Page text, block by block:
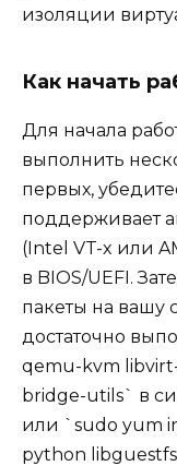
изоляции
Как начать
Для начала
выполнить
первых,
поддерживает
(Intel VT-x или
в BIOS/UEFI.
пакеты на вашу
достаточно
qemu-kvm
bridge-utils` в
или `sudo yum
python